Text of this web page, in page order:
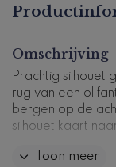
Omschrijving
Prachtig silhouet
rug van een
bergen op de
silhouet kaart
Kaartcode: 0753-j
Toon meer